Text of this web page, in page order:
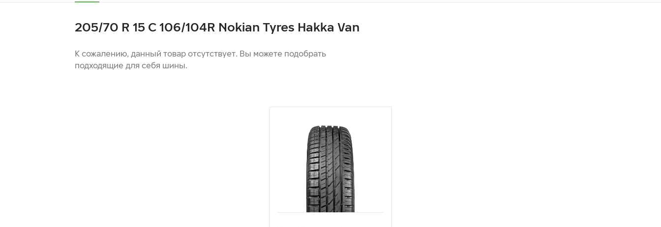
205/70 R 15 C 106/104R Nokian Tyres Hakka Van
К сожалению, данный товар отсутствует. Вы можете подобрать
подходящие для себя шины.
Ikon Character Eco
(Nordman SX3)
205/70 R 15 96T